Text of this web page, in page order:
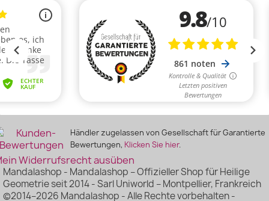
Händler zugelassen von Gesellschaft für Garantierte
Bewertungen, Klicken Sie hier.
Widerrufsrecht ausüben
Mandalashop - Mandalashop – Offizieller Shop für Heilige
Geometrie seit 2014 - Sarl Uniworld – Montpellier, Frankreich
©2014–2026 Mandalashop - Alle Rechte vorbehalten -